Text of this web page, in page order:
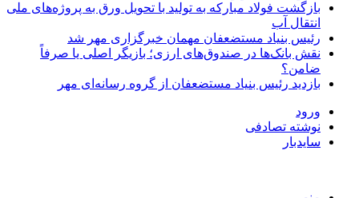
بازگشت فولاد مبارکه به تولید با تحویل ورق به پروژه‌های ملی
انتقال آب
رئیس بنیاد مستضعفان مهمان خبرگزاری مهر شد
نقش بانک‌ها در صندوق‌های ارزی؛ بازیگر اصلی یا صرفاً
ضامن؟
بازدید رئیس بنیاد مستضعفان از گروه رسانه‌ای مهر
ورود
نوشته تصادفی
سایدبار